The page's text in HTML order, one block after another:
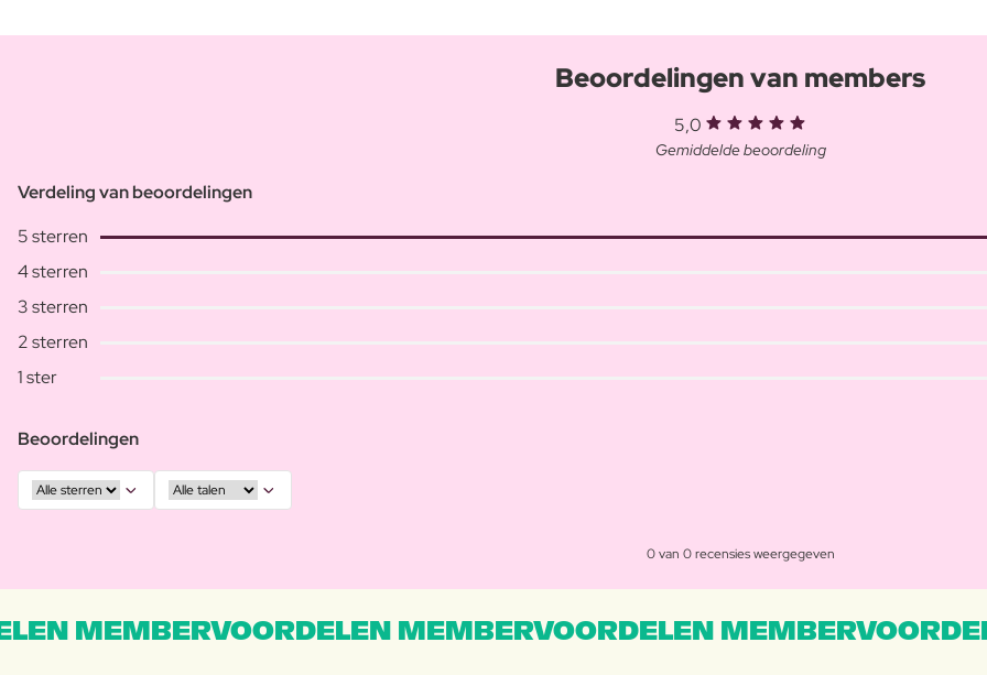
Beoordelingen van members
5,0
Gemiddelde beoordeling
Verdeling van beoordelingen
5 sterren
4 sterren
3 sterren
2 sterren
1 ster
Beoordelingen
0 van 0 recensies weergegeven
MEMBERVOORDELEN MEMBERVOORDELEN